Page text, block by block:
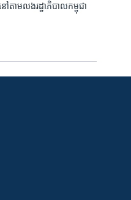
នៅ​តាម​លង​រដ្ឋាភិបាល​កម្ពុជា